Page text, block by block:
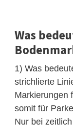
Was
1) Was
strichlierte
Markierungen
somit für
Nur bei